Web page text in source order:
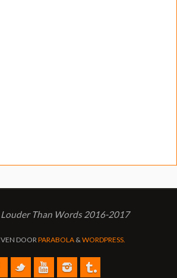
Than Words 2016-2017
DOORPARABOLA&WORDPRESS.